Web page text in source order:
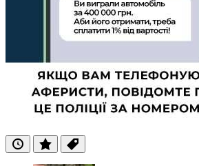
ОстанніПопулярні
Теги